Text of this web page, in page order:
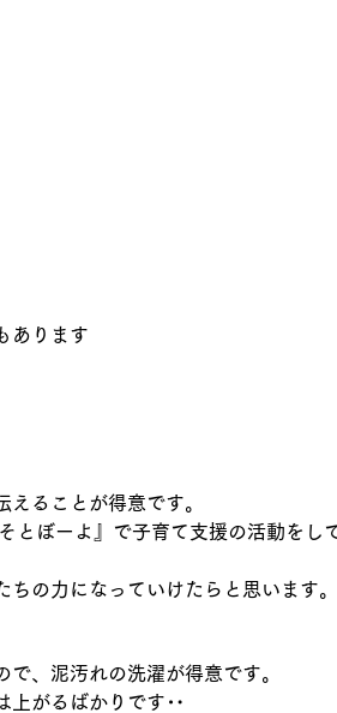
あります
ることが得意です。
とぼーよ』で子育て支援の活動をし
の力になっていけたらと思います。
、泥汚れの洗濯が得意です。
上がるばかりです‥